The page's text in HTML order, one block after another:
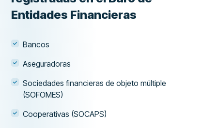
Entidades Financieras
Bancos
Aseguradoras
Sociedades financieras de objeto múltiple
(SOFOMES)
Cooperativas (SOCAPS)